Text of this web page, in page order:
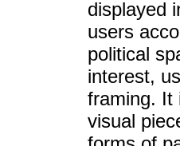
displayed
users
political
interest,
framing. It
visual